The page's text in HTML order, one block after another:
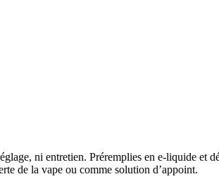
ni entretien. Préremplies en e-liquide et
de la vape ou comme solution d’appoint.